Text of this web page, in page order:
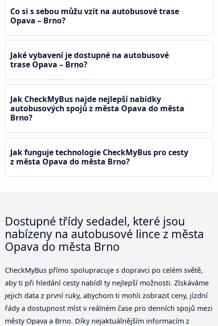
Co si s sebou můžu vzít na autobusové trase
Opava – Brno?
Jaké vybavení je dostupné na autobusové
trase Opava – Brno?
Jak CheckMyBus najde nejlepší nabídky
autobusových spojů z města Opava do města
Brno?
Jak funguje technologie CheckMyBus pro cesty
z města Opava do města Brno?
Dostupné třídy sedadel, které jsou
nabízeny na autobusové lince z města
Opava do města Brno
CheckMyBus přímo spolupracuje s dopravci po celém světě,
aby ti při hledání cesty nabídl ty nejlepší možnosti. Získáváme
jejich data z první ruky, abychom ti mohli zobrazit ceny, jízdní
řády a dostupnost míst v reálném čase pro denních spojů mezi
městy Opava a Brno. Díky nejaktuálnějším informacím z